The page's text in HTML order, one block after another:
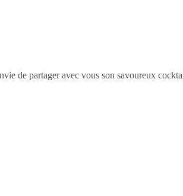
de partager avec vous son savoureux